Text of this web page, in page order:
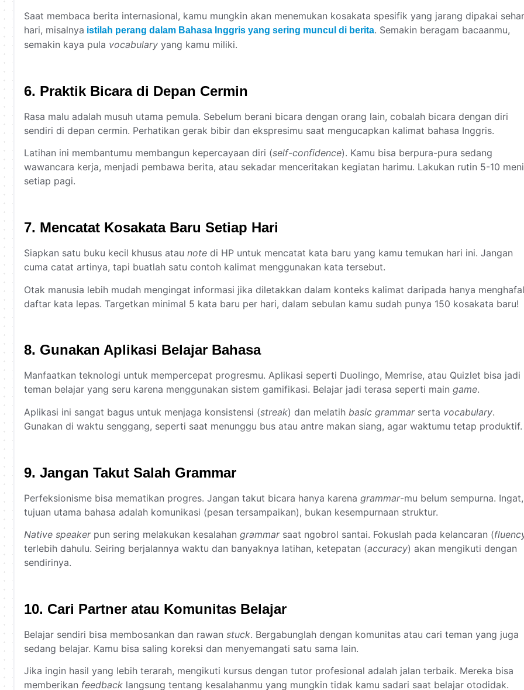
Saat membaca berita internasional, kamu mungkin akan menemukan kosakata spesifik yang jarang dipakai
hari, misalnya istilah perang dalam Bahasa Inggris yang sering muncul di berita. Semakin beragam bacaanmu,
semakin kaya pula vocabulary yang kamu miliki.
6. Praktik Bicara di Depan Cermin
Rasa malu adalah musuh utama pemula. Sebelum berani bicara dengan orang lain, cobalah bicara dengan diri
sendiri di depan cermin. Perhatikan gerak bibir dan ekspresimu saat mengucapkan kalimat bahasa Inggris.
Latihan ini membantumu membangun kepercayaan diri (self-confidence). Kamu bisa berpura-pura sedang
wawancara kerja, menjadi pembawa berita, atau sekadar menceritakan kegiatan harimu. Lakukan rutin 5-10
setiap pagi.
7. Mencatat Kosakata Baru Setiap Hari
Siapkan satu buku kecil khusus atau note di HP untuk mencatat kata baru yang kamu temukan hari ini. Jangan
cuma catat artinya, tapi buatlah satu contoh kalimat menggunakan kata tersebut.
Otak manusia lebih mudah mengingat informasi jika diletakkan dalam konteks kalimat daripada hanya menghafal
daftar kata lepas. Targetkan minimal 5 kata baru per hari, dalam sebulan kamu sudah punya 150 kosakata baru!
8. Gunakan Aplikasi Belajar Bahasa
Manfaatkan teknologi untuk mempercepat progresmu. Aplikasi seperti Duolingo, Memrise, atau Quizlet bisa jadi
teman belajar yang seru karena menggunakan sistem gamifikasi. Belajar jadi terasa seperti main game.
Aplikasi ini sangat bagus untuk menjaga konsistensi (streak) dan melatih basic grammarserta vocabulary.
Gunakan di waktu senggang, seperti saat menunggu bus atau antre makan siang, agar waktumu tetap produktif.
9. Jangan Takut Salah Grammar
Perfeksionisme bisa mematikan progres. Jangan takut bicara hanya karena grammar-mu belum sempurna. Ingat,
tujuan utama bahasa adalah komunikasi (pesan tersampaikan), bukan kesempurnaan struktur.
Native speakerpun sering melakukan kesalahan grammarsaat ngobrol santai. Fokuslah pada kelancaran (
terlebih dahulu. Seiring berjalannya waktu dan banyaknya latihan, ketepatan (accuracy) akan mengikuti dengan
sendirinya.
10. Cari Partner atau Komunitas Belajar
Belajar sendiri bisa membosankan dan rawan stuck. Bergabunglah dengan komunitas atau cari teman yang juga
sedang belajar. Kamu bisa saling koreksi dan menyemangati satu sama lain.
Jika ingin hasil yang lebih terarah, mengikuti kursus dengan tutor profesional adalah jalan terbaik. Mereka bisa
memberikan feedback langsung tentang kesalahanmu yang mungkin tidak kamu sadari saat belajar otodidak.